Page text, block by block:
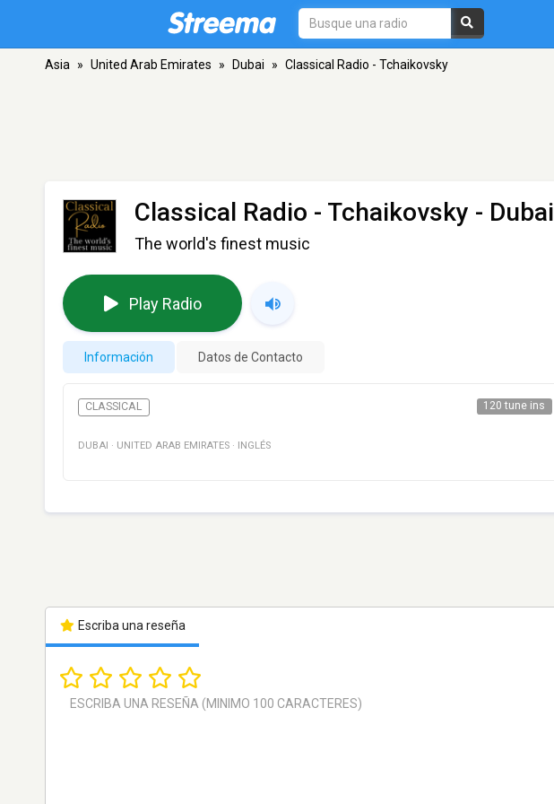
Asia » United Arab Emirates » Dubai » Classical Radio - Tchaikovsky
Classical Radio - Tchaikovsky - Dubai
The world's finest music
Play Radio
Información Datos de Contacto
CLASSICAL 120 tune ins
DUBAI · UNITED ARAB EMIRATES · INGLÉS
Escriba una reseña